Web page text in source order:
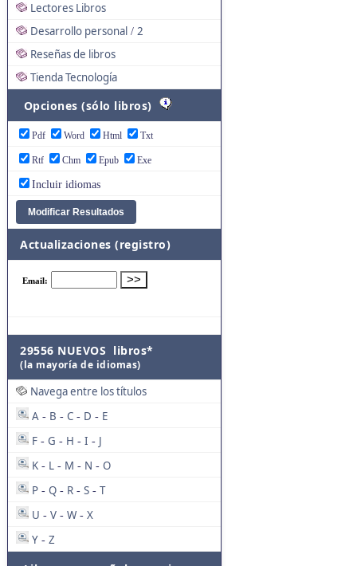
Lectores Libros
Desarrollo personal / 2
Reseñas de libros
Tienda Tecnología
Opciones (sólo libros)
Pdf Word Html Txt
Rtf Chm Epub Exe
Incluir idiomas
Actualizaciones (registro)
29556 NUEVOS libros*
(la mayoría de idiomas)
Navega entre los títulos
A - B - C - D - E
F - G - H - I - J
K - L - M - N - O
P - Q - R - S - T
U - V - W - X
Y - Z